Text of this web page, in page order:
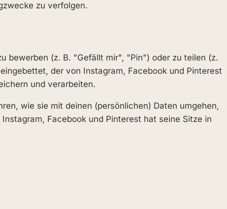
zu verfolgen.
bewerben (z. B. "Gefällt mir", "Pin") oder zu teilen (z.
der von Instagram, Facebook und Pinterest
und verarbeiten.
wie sie mit deinen (persönlichen) Daten umgehen,
Facebook und Pinterest hat seine Sitze in